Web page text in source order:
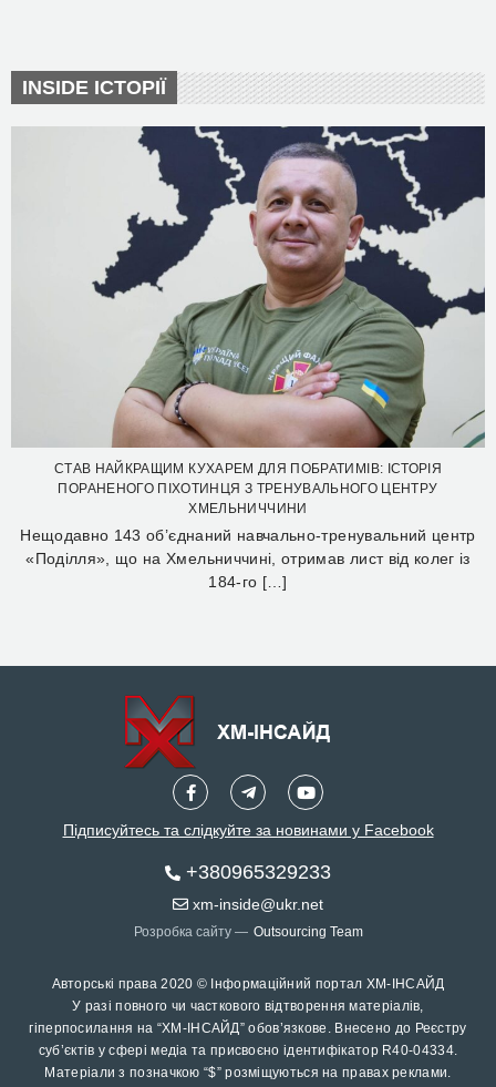
INSIDE ІСТОРІЇ
СТАВ НАЙКРАЩИМ КУХАРЕМ ДЛЯ ПОБРАТИМІВ: ІСТОРІЯ
ПОРАНЕНОГО ПІХОТИНЦЯ З ТРЕНУВАЛЬНОГО ЦЕНТРУ
ХМЕЛЬНИЧЧИНИ
Нещодавно 143 об’єднаний навчально-тренувальний центр
«Поділля», що на Хмельниччині, отримав лист від колег із
184-го […]
Підписуйтесь та слідкуйте за новинами у Facebook
+380965329233
xm-inside@ukr.net
Розробка сайту — Outsourcing Team
Авторські права 2020 © Інформаційний портал ХМ-ІНСАЙД
У разі повного чи часткового відтворення матеріалів,
гіперпосилання на “ХМ-ІНСАЙД” обов’язкове. Внесено до Реєстру
суб’єктів у сфері медіа та присвоєно ідентифікатор R40-04334.
Матеріали з позначкою “$” розміщуються на правах реклами.